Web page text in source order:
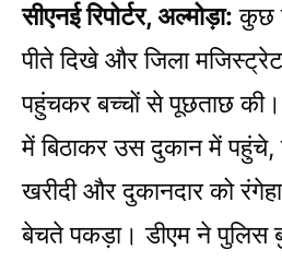
सीएनई रिपोर्टर, अल्मोड़ा: कुछ
पीते दिखे और जिला
पहुंचकर बच्चों से पूछताछ
में बिठाकर उस दुकान में पहुंचे,
खरीदी और दुकानदार को
बेचते पकड़ा। डीएम ने पुलिस